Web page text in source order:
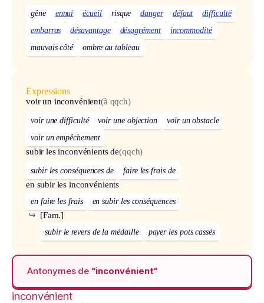
gêne ennui écueil risque danger défaut
difficulté
embarras
désavantage désagrément
incommodité
mauvais côté
ombre au tableau
Expressions
voir un inconvénient(à qqch)
voir une difficulté voir une objection
voir un obstacle
voir un empêchement
subir les inconvénients de(qqch)
subir les conséquences de faire les frais de
en subir les inconvénients
en faire les frais en subir les conséquences
[Fam.]
↪
subir le revers de la médaille payer les pots cassés
Antonymes de “inconvénient“
inconvénient